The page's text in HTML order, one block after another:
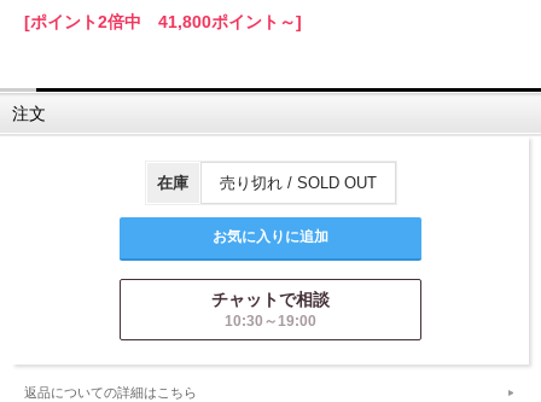
[ポイント2倍中 41,800ポイント～]
注文
在庫 売り切れ / SOLD OUT
チャットで相談
10:30～19:00
返品についての詳細はこちら